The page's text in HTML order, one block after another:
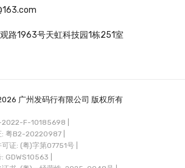
路1963号天虹科技园1栋251室
广州发码行有限公司 版权所有
F-10185698 |
粤B2-20220987 |
证: (粤)字第07751号 |
GDWS10563 |